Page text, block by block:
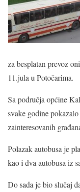
za besplatan prevoz
11.jula u Potočarima.
Sa područja općine
svake godine
zainteresovanih
Polazak autobusa je
kao i dva autobusa iz
Do sada je bio slučaj